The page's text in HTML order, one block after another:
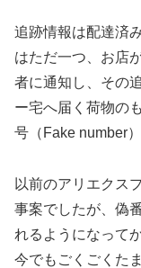
追跡情報は配達済
はただ一つ、お店
者に通知し、その
ー宅へ届く荷物の
号（Fake number
以前のアリエクス
事案でしたが、偽
れるようになって
今でもごくごくた